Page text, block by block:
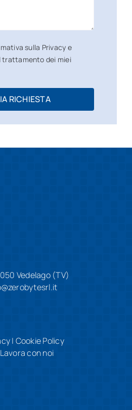
sulla Privacy e
trattamento dei miei
RICHIESTA
Vedelago (TV)
| Cookie Policy
Lavora con noi